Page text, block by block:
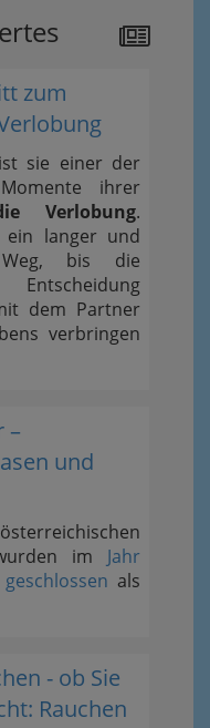
zum
sie einer der
ihrer
Verlobung.
ein langer und
Weg, bis die
dem Partner
verbringen
–
und
im Jahr
als
- ob Sie
Rauchen